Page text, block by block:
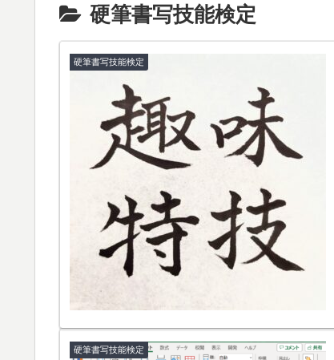
硬筆書写技能検定
硬筆書写技能検定
硬筆書写技能検定